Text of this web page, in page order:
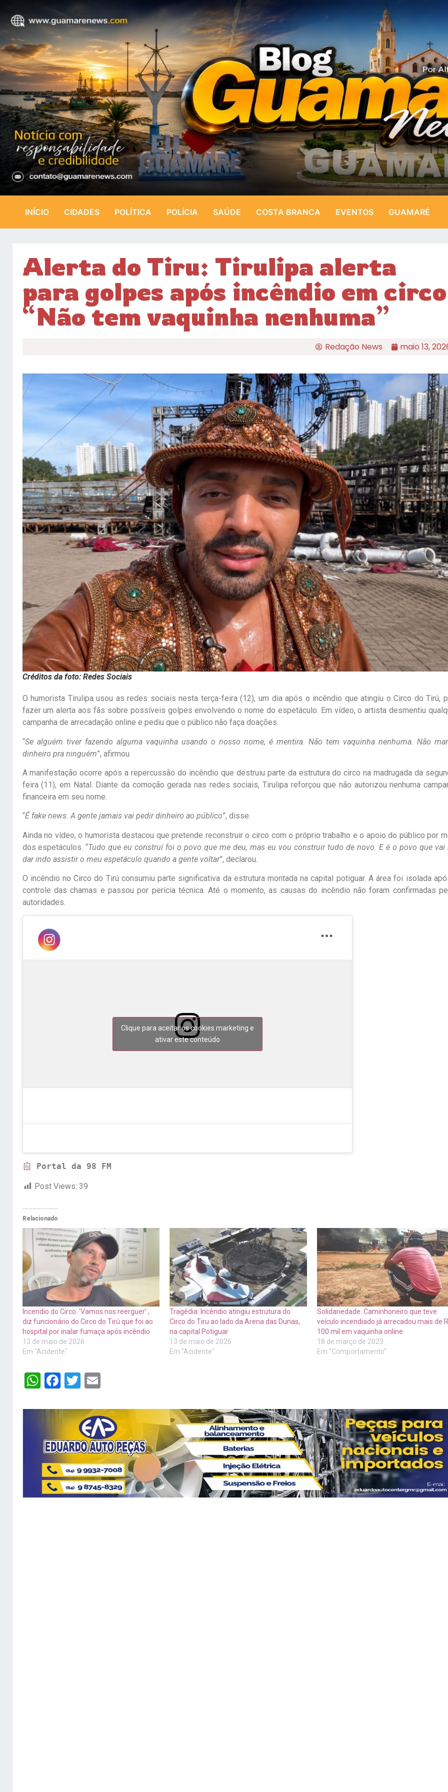
INÍCIO CIDADES POLÍTICA POLÍCIA SAÚDE COSTA BRANCA EVENTOS GUAMARÉ
Alerta do Tiru: Tirulipa alerta
para golpes após incêndio em
“Não tem vaquinha nenhuma”
Redação News maio 13,
Créditos da foto: Redes Sociais
O humorista Tirulipa usou as redes sociais nesta terça-feira (12), um dia após o incêndio que atingiu o Circo do Tirú,
fazer um alerta aos fãs sobre possíveis golpes envolvendo o nome do espetáculo. Em vídeo, o artista desmentiu
campanha de arrecadação online e pediu que o público não faça doações.
“Se alguém tiver fazendo alguma vaquinha usando o nosso nome, é mentira. Não tem vaquinha nenhuma. Não
dinheiro pra ninguém”, afirmou.
A manifestação ocorre após a repercussão do incêndio que destruiu parte da estrutura do circo na madrugada da
feira (11), em Natal. Diante da comoção gerada nas redes sociais, Tirulipa reforçou que não autorizou nenhuma
financeira em seu nome.
“É fake news. A gente jamais vai pedir dinheiro ao público”, disse.
Ainda no vídeo, o humorista destacou que pretende reconstruir o circo com o próprio trabalho e o apoio do público por
dos espetáculos. “Tudo que eu construí foi o povo que me deu, mas eu vou construir tudo de novo. E é o povo que vai
dar indo assistir o meu espetáculo quando a gente voltar”, declarou.
O incêndio no Circo do Tirú consumiu parte significativa da estrutura montada na capital potiguar. A área foi isolada
controle das chamas e passou por perícia técnica. Até o momento, as causas do incêndio não foram confirmadas
autoridades.
Clique para aceitar os cookies marketing e
ativar este conteúdo
Portal da 98 FM
Post Views: 39
Relacionado
Incendio do Circo: ‘Vamos nos reerguer’ ,
diz funcionário do Circo do Tirú que foi ao
hospital por inalar fumaça após incêndio
13 de maio de 2026
Em "Acidente"
Tragédia: Incêndio atingiu estrutura do
Circo do Tiru ao lado da Arena das Dunas,
na capital Potiguar
13 de maio de 2026
Em "Acidente"
Solidariedade: Caminhoneiro que teve
veículo incendiado já arrecadou mais de
100 mil em vaquinha online
18 de março de 2023
Em "Comportamento"
WhatsApp
Facebook
Twitter
Email